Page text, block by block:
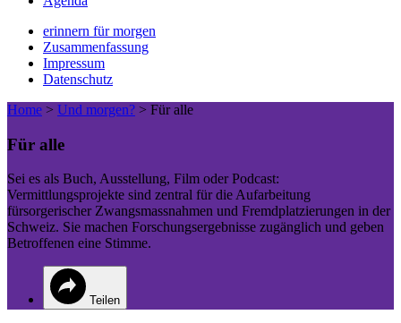
erinnern für morgen
Zusammenfassung
Impressum
Datenschutz
Home > Und morgen? > Für alle
Für alle
Sei es als Buch, Ausstellung, Film oder Podcast:
Vermittlungsprojekte sind zentral für die Aufarbeitung
fürsorgerischer Zwangsmassnahmen und Fremdplatzierungen in der
Schweiz. Sie machen Forschungsergebnisse zugänglich und geben
Betroffenen eine Stimme.
Teilen